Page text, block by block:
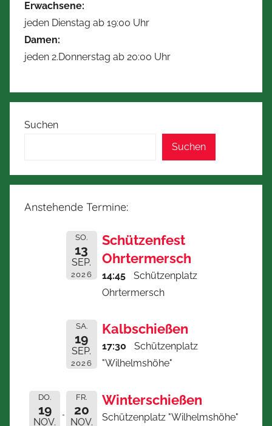
Erwachsene:
jeden Dienstag ab 19:00 Uhr
Damen:
jeden 2.Donnerstag ab 20:00 Uhr
Suchen
Suchen
Anstehende Termine:
SO.
13
SEP.
2026
Schützenfest
Ohrtermersch
14:45
Schützenplatz
Ohrtermersch
SA.
19
SEP.
2026
Kalbschießen
17:30
Schützenplatz
"Wilhelmshöhe"
DO.
19
NOV.
FR.
20
NOV.
Winterschießen
Schützenplatz "Wilhelmshöhe"